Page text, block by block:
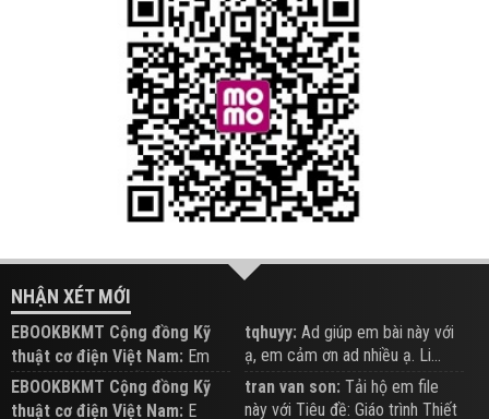
NHẬN XÉT MỚI
EBOOKBKMT Cộng đồng Kỹ
thuật cơ điện Việt Nam: Em
đăng trên Group hỗ trợ nhé
tqhuyy: Ad giúp em bài này với
ạ, em cảm ơn ad nhiều ạ. Li...
EBOOKBKMT Cộng đồng Kỹ
thuật cơ điện Việt Nam: E
tran van son: Tải hộ em file
này với Tiêu đề: Giáo trình Thiết